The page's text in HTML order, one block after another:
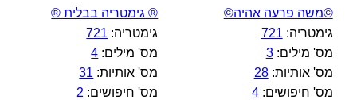
©משה פרעה אהיה©
גימטריה: 721
מס' מילים:3
מס' אותיות:28
מס' חיפושים:4
® גימטריה בבלית ®
גימטריה: 721
מס' מילים: 4
מס' אותיות: 31
מס' חיפושים: 2